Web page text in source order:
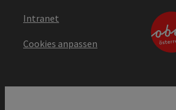
Intranet
Cookies anpassen